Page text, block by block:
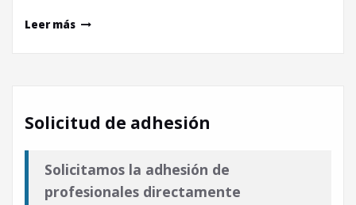
Leer más
Solicitud de adhesión
Solicitamos la adhesión de
profesionales directamente